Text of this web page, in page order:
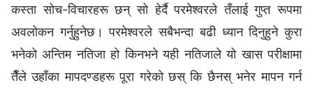
कस्ता सोच-विचारहरू छन् सो हेर्दै परमेश्‍वरले तँलाई गुप्त रूपमा
अवलोकन गर्नुहुनेछ। परमेश्‍वरले सबैभन्दा बढी ध्यान दिनुहुने कुरा
भनेको अन्तिम नतिजा हो किनभने यही नतिजाले यो खास परीक्षामा
तैँले उहाँका मापदण्डहरू पूरा गरेको छस् कि छैनस् भनेर मापन गर्न